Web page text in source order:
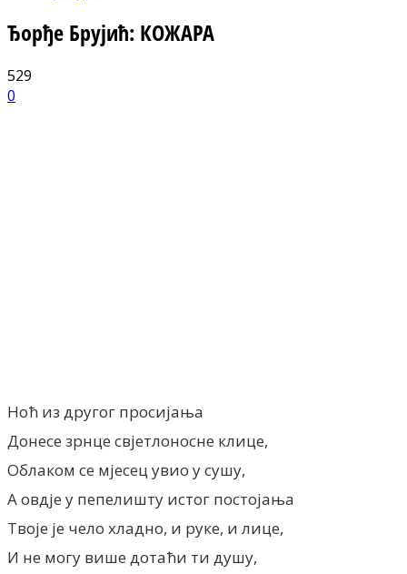
Ђорђе Брујић: КОЖАРА
529
0
Ноћ из другог просијања
Донесе зрнце свјетлоносне клице,
Облаком се мјесец увио у сушу,
А овдје у пепелишту истог постојања
Твоје је чело хладно, и руке, и лице,
И не могу више дотаћи ти душу,